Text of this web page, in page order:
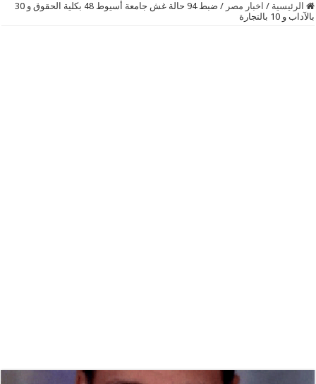
الرئيسية / اخبار مصر /
ضبط 94 حالة غش جامعة أسيوط 48 بكلية الحقوق و 30
بالآداب و 10 بالتجارة